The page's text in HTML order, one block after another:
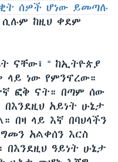
ሰዎች ሆነው ይመጣሉ
ሲሉም ከዚህ ቀደም
ናቸው፤ “ ከኢትዮጵያ
ነው የምንኖረው።
ፎቅ ናት። በጣም ሰው
አይነት ሁኔታ
በዛ ላይ እኛ በባህላችን
አልቀሰን እርስ
በእንደዚህ ዓይነት ሁኔታ